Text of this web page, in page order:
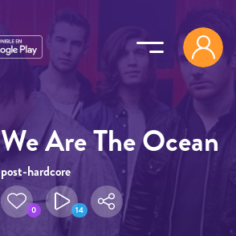
We Are The Ocean
post-hardcore
0 14